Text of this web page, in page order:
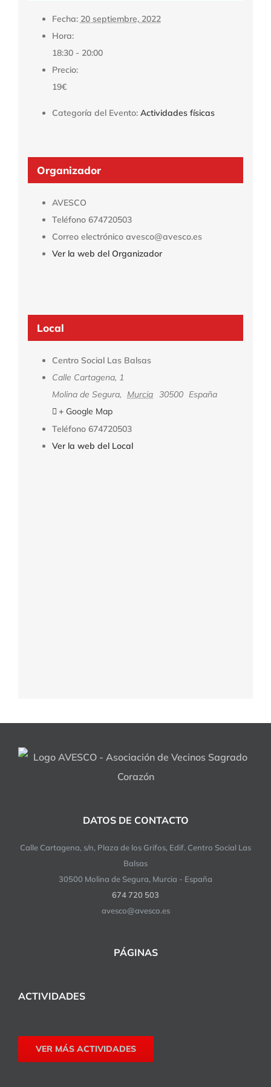
Fecha: 20 septiembre, 2022
Hora:
18:30 - 20:00
Precio:
19€
Categoría del Evento: Actividades físicas
Organizador
AVESCO
Teléfono 674720503
Correo electrónico avesco@avesco.es
Ver la web del Organizador
Local
Centro Social Las Balsas
Calle Cartagena, 1
Molina de Segura, Murcia 30500 España
+ Google Map
Teléfono 674720503
Ver la web del Local
DATOS DE CONTACTO
Calle Cartagena, s/n, Plaza de los Grifos, Edif. Centro Social Las
Balsas
30500 Molina de Segura, Murcia - España
674 720 503
avesco@avesco.es
PÁGINAS
ACTIVIDADES
VER MÁS ACTIVIDADES